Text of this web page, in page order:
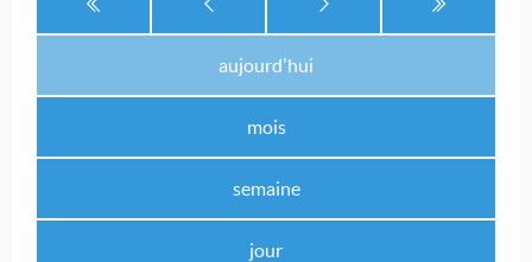
aujourd'hui
mois
semaine
jour